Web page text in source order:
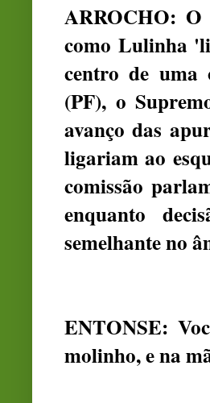
ARROCHO: O
como Lulinha
centro de uma
(PF), o
avanço das
ligariam ao
comissão
enquanto
semelhante no
ENTONSE:
molinho, e na